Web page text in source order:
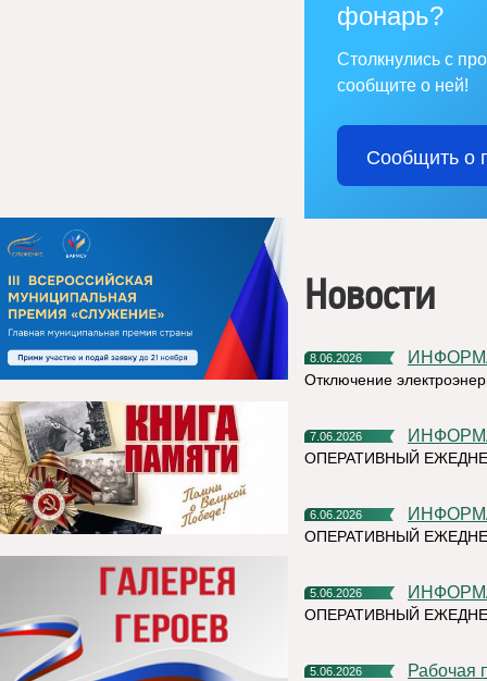
фонарь?
Столкнулись с
сообщите о ней!
Сообщить о
Новости
8.06.2026
Отключение
7.06.2026
ОПЕРАТИВНЫЙ
6.06.2026
ОПЕРАТИВНЫЙ
5.06.2026
ОПЕРАТИВНЫЙ
5.06.2026